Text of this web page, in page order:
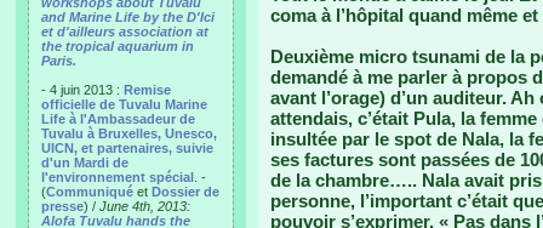
and Marine Life by the D'Ici
et d'ailleurs association at
the tropical aquarium in
Paris.
- 4 juin 2013 : Remise
officielle de Tuvalu Marine
Life à l'Ambassadeur de
Tuvalu à Bruxelles, Unesco,
UICN, et partenaires, suivie
d'un Mardi de
l'environnement spécial . -
(Communiqué et Dossier de
presse) / June 4th, 2013:
Alofa Tuvalu hands the
coma à l’hôpital quand même
Deuxième micro tsunami de la
demandé à me parler à propos
avant l’orage) d’un auditeur.
attendais, c’était Pula, la
insultée par le spot de Nala, la
ses factures sont passées de
de la chambre….. Nala avait
personne, l’important c’était
pouvoir s’exprimer. « Pas dans